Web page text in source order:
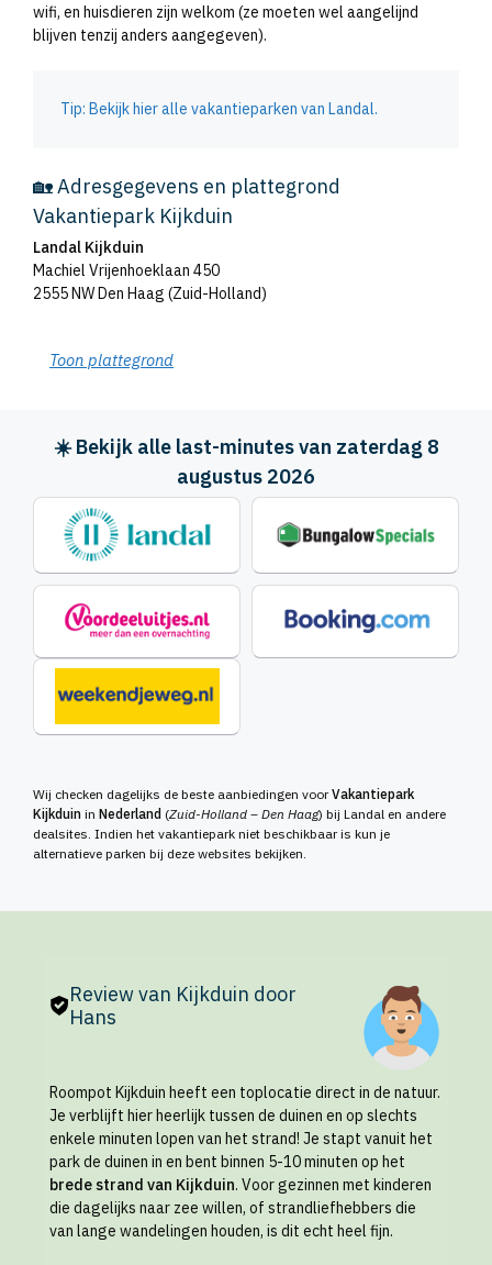
wifi, en huisdieren zijn welkom (ze moeten wel aangelijnd
blijven tenzij anders aangegeven).
Tip: Bekijk hier alle vakantieparken van Landal.
🏡 Adresgegevens en plattegrond
Vakantiepark Kijkduin
Landal Kijkduin
Machiel Vrijenhoeklaan 450
2555 NW Den Haag (Zuid-Holland)
Toon plattegrond
☀️ Bekijk alle last-minutes van zaterdag 8
augustus 2026
Wij checken dagelijks de beste aanbiedingen voorVakantiepark
Kijkduin in Nederland (Zuid-Holland – Den Haag) bij Landal en andere
dealsites. Indien het vakantiepark niet beschikbaar is kun je
alternatieve parken bij deze websites bekijken.
Review van Kijkduin door
Hans
Roompot Kijkduin heeft een toplocatie direct in de natuur.
Je verblijft hier heerlijk tussen de duinen en op slechts
enkele minuten lopen van het strand! Je stapt vanuit het
park de duinen in en bent binnen 5-10 minuten op het
brede strand van Kijkduin. Voor gezinnen met kinderen
die dagelijks naar zee willen, of strandliefhebbers die
van lange wandelingen houden, is dit echt heel fijn.